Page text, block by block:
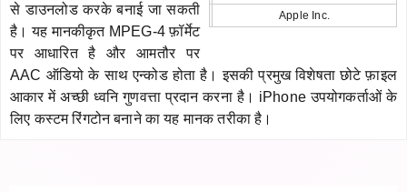
Apple Inc.
से डाउनलोड करके बनाई जा सकती
है। यह मानकीकृत MPEG-4 फ़ॉर्मेट
पर आधारित है और आमतौर पर
AAC ऑडियो के साथ एन्कोड होता है। इसकी प्रमुख विशेषता छोटे फ़ाइल
आकार में अच्छी ध्वनि गुणवत्ता प्रदान करना है। iPhone उपयोगकर्ताओं के
लिए कस्टम रिंगटोन बनाने का यह मानक तरीका है।